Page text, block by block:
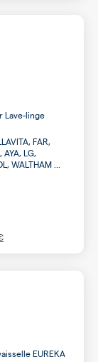
Lave-linge
FAR,
AYA, LG,
WALTHAM ...
EUREKA